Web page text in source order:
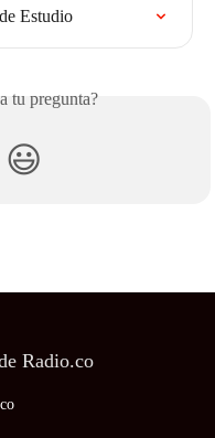
Estudio
tu pregunta?
😃